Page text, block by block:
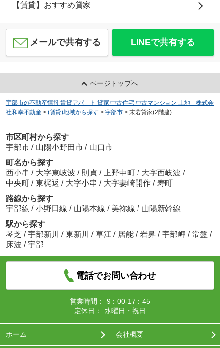
【賃貸】おすすめ貸家
メールで共有する LINEで共有する
ページトップへ
宇部市の不動産情報 賃貸アパ－ト 貸家 中古住宅 中古マンション 土地｜株式会
社和幸不動産 > (賃貸)地域から探す > 宇部市 > 末若貸家(2階建)
市区町村から探す
宇部市 / 山陽小野田市 / 山口市
町名から探す
西小串 / 大字東岐波 / 則貞 / 上野中町 / 大字西岐波 /
中央町 / 東梶返 / 大字小串 / 大字妻崎開作 / 寿町
路線から探す
宇部線 / 小野田線 / 山陽本線 / 美祢線 / 山陽新幹線
駅から探す
琴芝 / 宇部新川 / 東新川 / 草江 / 居能 / 岩鼻 / 宇部岬 / 常盤 /
床波 / 宇部
電話でお問い合わせ
営業時間：
9：00-17：45
定休日：
水曜日・祝日
ホーム 会社概要